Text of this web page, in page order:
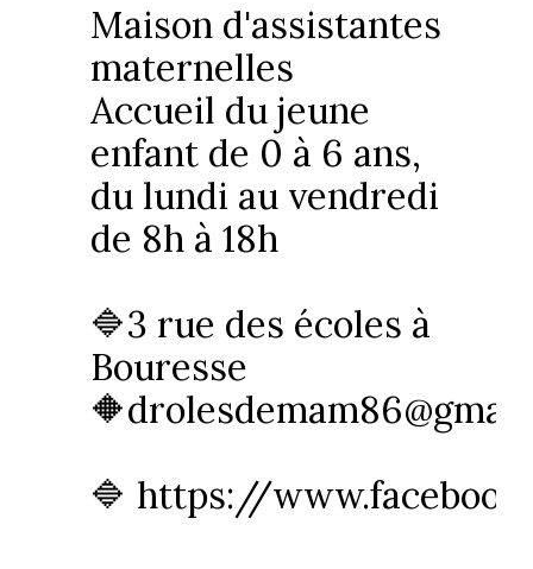
Maison d'assistantes
maternelles
Accueil du jeune
enfant de 0 à 6 ans,
du lundi au vendredi
de 8h à 18h
🔷3 rue des écoles à
Bouresse
🔷 https://